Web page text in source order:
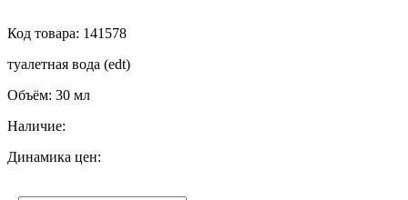
Код товара: 141578
туалетная вода (edt)
Объём: 30 мл
Наличие:
Динамика цен: